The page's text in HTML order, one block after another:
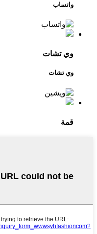
واتساب
وي تشات
وي تشات
قمة